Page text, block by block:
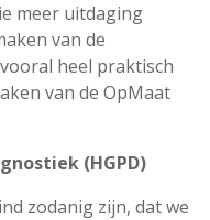
meer uitdaging
van de
heel praktisch
van de OpMaat
(HGPD)
zodanig zijn, dat we